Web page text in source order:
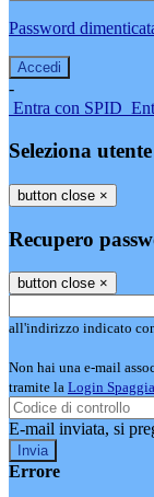
Password
-
Entra con SPID
Seleziona utente
button close ×
Recupero
button close ×
all'indirizzo indicato
Non hai una e-mail
tramite la Login
E-mail inviata, si
Errore